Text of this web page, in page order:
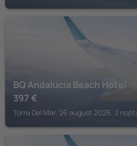
BQ Andalucia Beach Hotel
397 €
Torre Del Mar, 26 august 2026, 2 nopți